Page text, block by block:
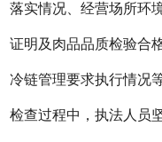
落实情况、经营场所环
证明及肉品品质检验合
冷链管理要求执行情况
检查过程中，执法人员